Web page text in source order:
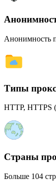
Анонимность
Типы
HTTP, HTTPS
Страны
Больше 104